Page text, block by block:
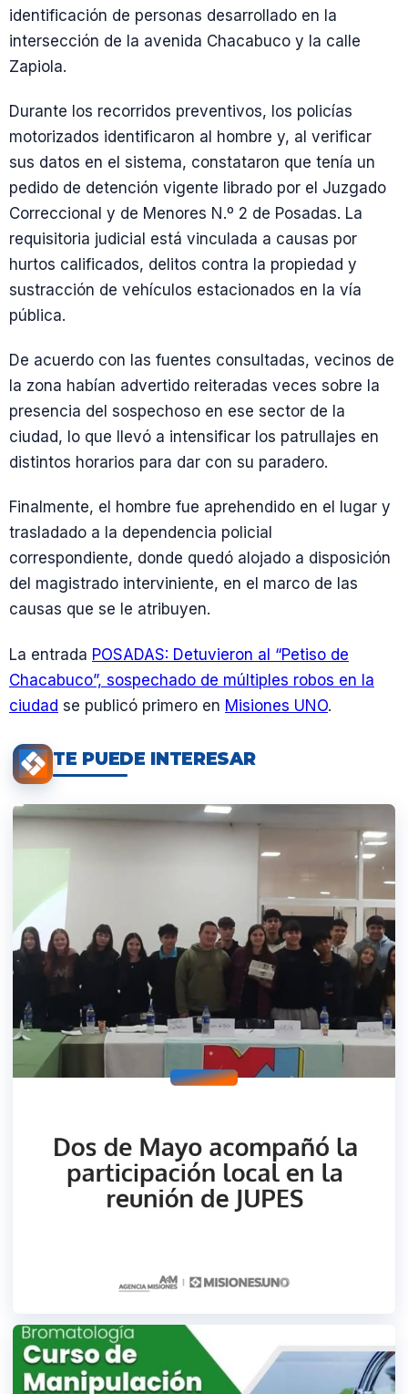
identificación de personas desarrollado en la
intersección de la avenida Chacabuco y la calle
Zapiola.
Durante los recorridos preventivos, los policías
motorizados identificaron al hombre y, al verificar
sus datos en el sistema, constataron que tenía un
pedido de detención vigente librado por el Juzgado
Correccional y de Menores N.º 2 de Posadas. La
requisitoria judicial está vinculada a causas por
hurtos calificados, delitos contra la propiedad y
sustracción de vehículos estacionados en la vía
pública.
De acuerdo con las fuentes consultadas, vecinos de
la zona habían advertido reiteradas veces sobre la
presencia del sospechoso en ese sector de la
ciudad, lo que llevó a intensificar los patrullajes en
distintos horarios para dar con su paradero.
Finalmente, el hombre fue aprehendido en el lugar y
trasladado a la dependencia policial
correspondiente, donde quedó alojado a disposición
del magistrado interviniente, en el marco de las
causas que se le atribuyen.
La entrada POSADAS: Detuvieron al “Petiso de
Chacabuco”, sospechado de múltiples robos en la
ciudad se publicó primero en Misiones UNO.
TE PUEDE INTERESAR